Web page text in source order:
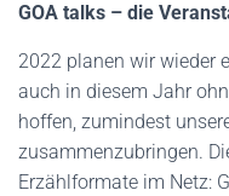
GOA talks – die
2022 planen wir wieder
auch in diesem Jahr
hoffen, zumindest
zusammenzubringen.
Erzählformate im Netz: